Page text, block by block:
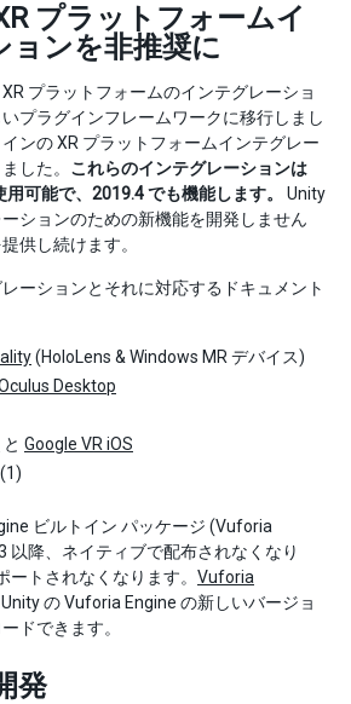
プラットフォームイ
ョンを非推奨に
プラットフォームのインテグレーショ
プラグインフレームワークに移行しまし
ンの XR プラットフォームインテグレー
した。 これらのインテグレーションは
可能で、2019.4 でも機能します。
Unity
ションのための新機能を開発しません
供し続けます。
ーションとそれに対応するドキュメント
(HoloLens & Windows MR デバイス)
Desktop
と Google VR iOS
(1)
ビルトイン パッケージ (Vuforia
以降、ネイティブで配布されなくなり
トされなくなります。 Vuforia
の Vuforia Engine の新しいバージョ
ドできます。
発